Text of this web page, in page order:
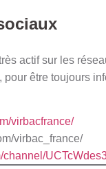
actif sur les
être toujours
virbacfrance/
virbac_france/
channel/